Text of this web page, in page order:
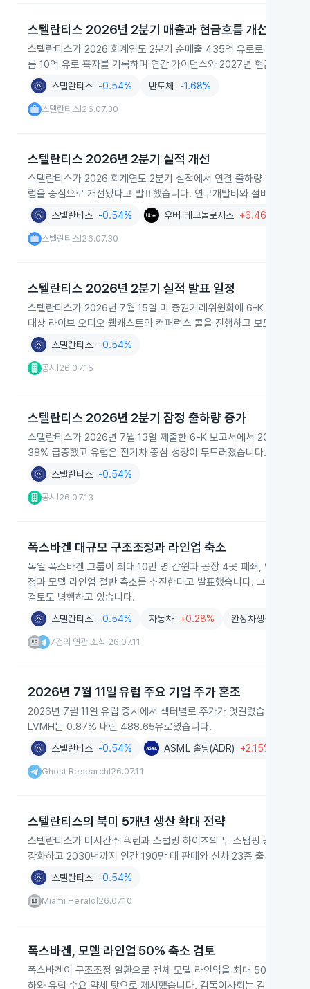
스텔란티스 2026년 2분기 매출과 현금흐름 개선
스텔란티스가 2026 회계연도 2분기 순매출 435억 유로로 전년 동
름 10억 유로 흑자를 기록하며 연간 가이던스와 2027년 현금흐름 흑
스텔란티스 -0.54% 반도체 -1.68%
스텔란티스 26.07.30
스텔란티스 2026년 2분기 실적 개선
스텔란티스가 2026 회계연도 2분기 실적에서 연결 출하량 160만
럽을 중심으로 개선됐다고 발표했습니다. 연구개발비와 설비투자는
스텔란티스 -0.54% 우버 테크놀로지스 +6.46%
스텔란티스 26.07.30
스텔란티스 2026년 2분기 실적 발표 일정
스텔란티스가 2026년 7월 15일 미 증권거래위원회에 6-K 보고서를
대상 라이브 오디오 웹캐스트와 컨퍼런스 콜을 진행하고 보도자료와
스텔란티스 -0.54%
공시 26.07.15
스텔란티스 2026년 2분기 잠정 출하량 증가
스텔란티스가 2026년 7월 13일 제출한 6‑K 보고서에서 2026년 2
38% 급증했고 유럽은 전기차 중심 성장이 두드러졌습니다.
스텔란티스 -0.54%
공시 26.07.13
폭스바겐 대규모 구조조정과 라인업 축소
독일 폭스바겐 그룹이 최대 10만 명 감원과 공장 4곳 폐쇄, 연간 생
정과 모델 라인업 절반 축소를 추진한다고 발표했습니다. 그룹은 제
검토도 병행하고 있습니다.
스텔란티스 -0.54% 자동차 +0.28% 완성차생산
7건의 연관 소식 26.07.11
2026년 7월 11일 유럽 주요 기업 주가 혼조
2026년 7월 11일 유럽 증시에서 섹터별로 주가가 엇갈렸습니다.
LVMH는 0.87% 내린 488.65유로였습니다.
스텔란티스 -0.54% ASML 홀딩(ADR) +2.15%
Ghost Research 26.07.11
스텔란티스의 북미 5개년 생산 확대 전략
스텔란티스가 미시간주 워렌과 스털링 하이츠의 두 스탬핑 공장을
강화하고 2030년까지 연간 190만 대 판매와 신차 23종 출시를 목표
스텔란티스 -0.54%
Miami Herald 26.07.10
폭스바겐, 모델 라인업 50% 축소 검토
폭스바겐이 구조조정 일환으로 전체 모델 라인업을 최대 50%까지
하와 유럽 수요 약세 탓으로 제시했습니다. 감독이사회는 감원 확대